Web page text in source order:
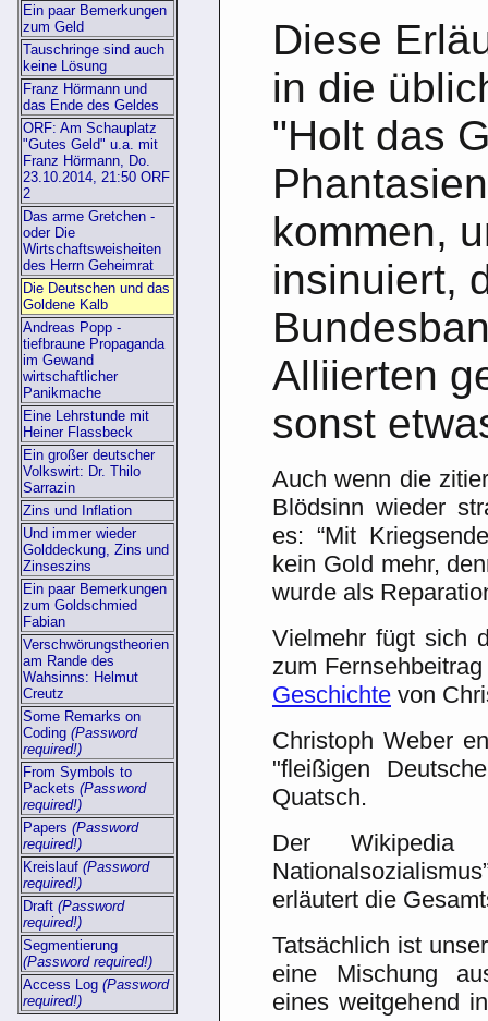
Ein paar Bemerkungen
zum Geld
Tauschringe sind auch
keine Lösung
Franz Hörmann und
das Ende des Geldes
ORF: Am Schauplatz
"Gutes Geld" u.a. mit
Franz Hörmann, Do.
23.10.2014, 21:50 ORF
2
Das arme Gretchen -
oder Die
Wirtschaftsweisheiten
des Herrn Geheimrat
Die Deutschen und das
Goldene Kalb
Andreas Popp -
tiefbraune Propaganda
im Gewand
wirtschaftlicher
Panikmache
Eine Lehrstunde mit
Heiner Flassbeck
Ein großer deutscher
Volkswirt: Dr. Thilo
Sarrazin
Zins und Inflation
Und immer wieder
Golddeckung, Zins und
Zinseszins
Ein paar Bemerkungen
zum Goldschmied
Fabian
Verschwörungstheorien
am Rande des
Wahsinns: Helmut
Creutz
Some Remarks on
Coding(Password
required!)
From Symbols to
Packets(Password
required!)
Papers(Password
required!)
Kreislauf(Password
required!)
Draft(Password
required!)
Segmentierung
(Password required!)
Access Log(Password
required!)
Diese
in die
"Holt das
kommen,
insinuiert,
Alliierten
sonst
Auch wenn die
Blödsinn wieder
es: “Mit
kein Gold mehr,
wurde als
Vielmehr fügt sich
zum
Geschichtevon
Christoph Weber
"fleißigen
Quatsch.
Der Wikipedia
erläutert die
Tatsächlich ist
eine Mischung
eines weitgehend